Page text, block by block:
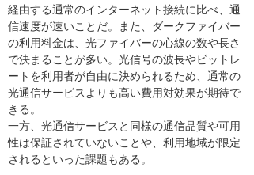
経由する通常のインターネット接続に比べ、通
信速度が速いことだ。また、ダークファイバー
の利用料金は、光ファイバーの心線の数や長さ
で決まることが多い。光信号の波長やビットレ
ートを利用者が自由に決められるため、通常の
光通信サービスよりも高い費用対効果が期待で
きる。
一方、光通信サービスと同様の通信品質や可用
性は保証されていないことや、利用地域が限定
されるといった課題もある。